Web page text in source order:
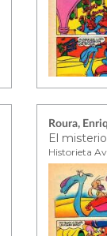
Roura,
Historieta